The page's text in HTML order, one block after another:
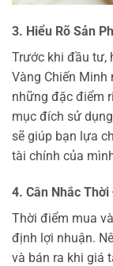
3. Hiểu Rõ Sản
Trước khi đầu tư,
Vàng Chiến
những đặc điểm
mục đích sử
sẽ giúp bạn lựa
tài chính của
4. Cân Nhắc
Thời điểm mua
định lợi nhuận.
và bán ra khi giá